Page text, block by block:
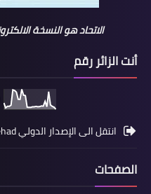
الاتحاد هو النسخة
أنت الزائر رقم
انتقل الى الإصدار الدولي aletehad
الصفحات